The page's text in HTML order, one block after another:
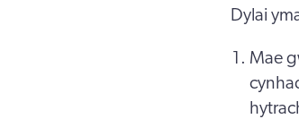
Dylai
Mae